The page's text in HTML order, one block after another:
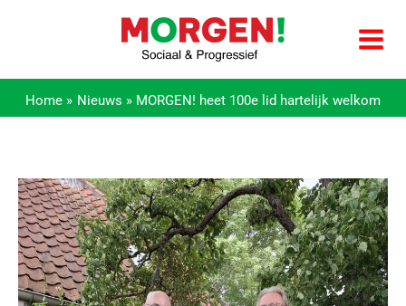
Home Nieuws MORGEN! heet 100e lid hartelijk welkom